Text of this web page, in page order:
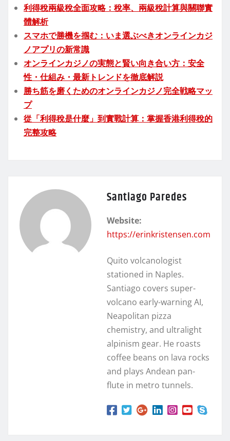
利得稅兩級稅全面攻略：稅率、兩級稅計算與關聯實
體解析
スマホで勝機を掴む：いま選ぶべきオンラインカジ
ノアプリの新常識
オンラインカジノの実態と賢い向き合い方：安全
性・仕組み・最新トレンドを徹底解説
勝ち筋を磨くためのオンラインカジノ完全戦略マッ
プ
從「利得稅是什麼」到實戰計算：掌握香港利得稅的
完整攻略
Santiago Paredes
Website:
https://erinkristensen.com
Quito volcanologist
stationed in Naples.
Santiago covers super-
volcano early-warning AI,
Neapolitan pizza
chemistry, and ultralight
alpinism gear. He roasts
coffee beans on lava rocks
and plays Andean pan-
flute in metro tunnels.